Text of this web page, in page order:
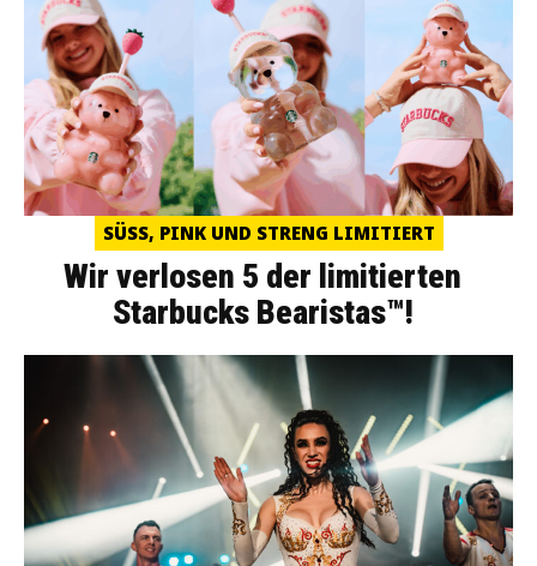
SÜSS, PINK UND STRENG LIMITIERT
Wir verlosen 5 der limitierten
Starbucks Bearistas™!